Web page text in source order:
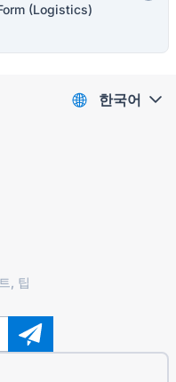
(Logistics)
, 팁
한국어